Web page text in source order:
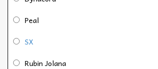
Peal
SX
Rubin Jolana